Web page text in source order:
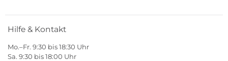
Hilfe & Kontakt
Mo.–Fr. 9:30 bis 18:30 Uhr
Sa. 9:30 bis 18:00 Uhr